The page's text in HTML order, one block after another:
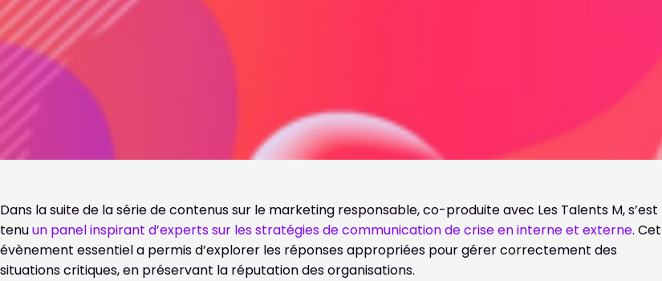
Dans la suite de la série de contenus sur le marketing responsable, co-produite avec Les Talents M, s’est
tenuun panel inspirant d’experts sur les stratégies de communication de crise en interne et externe. Cet
évènement essentiel a permis d’explorer les réponses appropriées pour gérer correctement des
situations critiques, en préservant la réputation des organisations.